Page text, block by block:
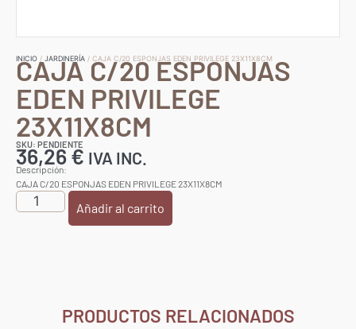
INICIO / JARDINERÍA / CAJA C/20 ESPONJAS EDEN PRIVILEGE 23X11X8CM
CAJA C/20 ESPONJAS
EDEN PRIVILEGE
23X11X8CM
SKU: PENDIENTE
36,26€ IVA INC.
Descripción:
CAJA C/20 ESPONJAS EDEN PRIVILEGE 23X11X8CM
Añadir al carrito
PRODUCTOS RELACIONADOS